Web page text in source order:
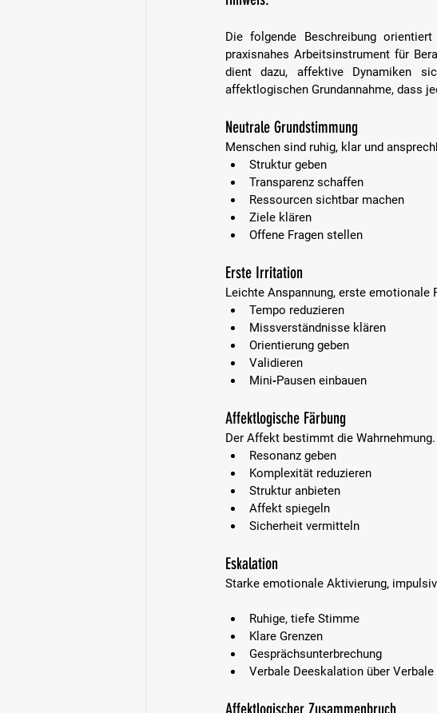
Die folgende Beschreibung
praxisnahes Arbeitsinstrument für
dient dazu, affektive Dynamiken
affektlogischen Grundannahme, dass
Neutrale Grundstimmung
Menschen sind ruhig, klar und
Struktur geben
Transparenz schaffen
Ressourcen sichtbar machen
Ziele klären
Offene Fragen stellen
Erste Irritation
Leichte Anspannung, erste emotionale
Tempo reduzieren
Missverständnisse klären
Orientierung geben
Validieren
Mini‑Pausen einbauen
Affektlogische Färbung
Der Affekt bestimmt die
Resonanz geben
Komplexität reduzieren
Struktur anbieten
Affekt spiegeln
Sicherheit vermitteln
Eskalation
Starke emotionale Aktivierung,
Ruhige, tiefe Stimme
Klare Grenzen
Gesprächsunterbrechung
Verbale Deeskalation über
Affektlogischer Zusammenbruch